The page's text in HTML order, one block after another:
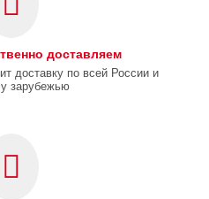
доставляем
доставку по всей России и
зарубежью